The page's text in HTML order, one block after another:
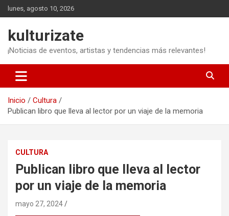
Saltar
al
lunes, agosto 10, 2026
kulturizate
¡Noticias de eventos, artistas y tendencias más relevantes!
Inicio
Cultura
Publican libro que lleva al lector por un viaje de la memoria
CULTURA
Publican libro que lleva al lector
por un viaje de la memoria
mayo 27, 2024